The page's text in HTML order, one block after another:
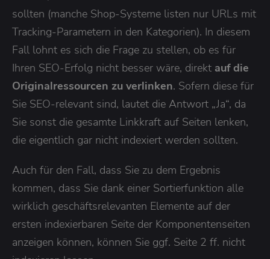
sollten (manche Shop-Systeme listen nur URLs mit
Tracking-Parametern in den Kategorien). In diesem
Fall lohnt es sich die Frage zu stellen, ob es für
Ihren SEO-Erfolg nicht besser wäre, direkt auf die
Originalressourcen zu verlinken. Sofern diese für
Sie SEO-relevant sind, lautet die Antwort „Ja“, da
Sie sonst die gesamte Linkkraft auf Seiten lenken,
die eigentlich gar nicht indexiert werden sollten.
Auch für den Fall, dass Sie zu dem Ergebnis
kommen, dass Sie dank einer Sortierfunktion alle
wirklich geschäftsrelevanten Elemente auf der
ersten indexierbaren Seite der Komponentenseiten
anzeigen können, können Sie ggf. Seite 2 ff. nicht